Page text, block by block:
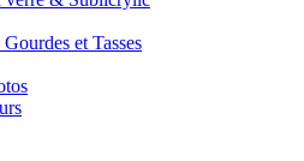
et Tasses